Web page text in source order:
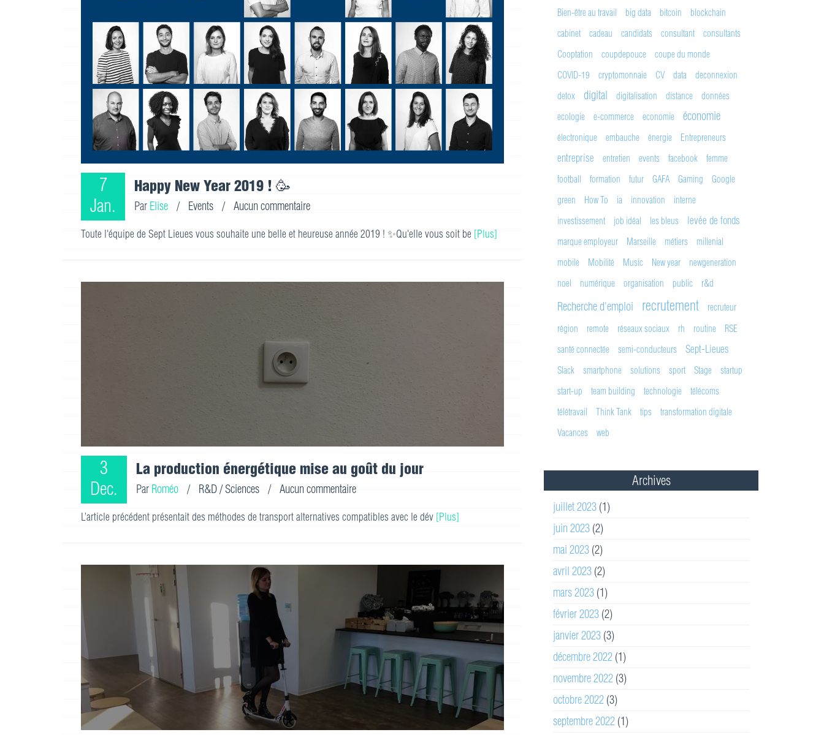
7
Jan.
Happy New Year 2019 ! 🥳
Par Elise / Events / Aucun commentaire
Toute l'équipe de Sept Lieues vous souhaite une belle et heureuse année 2019 ! ✨Qu'elle vous soit be [Plus]
3
Dec.
La production énergétique mise au goût du jour
Par Roméo / R&D / Sciences / Aucun commentaire
L’article précédent présentait des méthodes de transport alternatives compatibles avec le dév [Plus]
Bien-être au travail
big data bitcoin
blockchain
cabinet
cadeau candidats consultant
consultants
Cooptation
coupdepouce
coupe du monde
COVID-19
cryptomonnaie CV data
deconnexion
detox
digital digitalisation distance
données
ecologie
e-commerce economie économie
électronique embauche énergie Entrepreneurs
entreprise entretien events facebook
femme
football
formation futur GAFA Gaming
Google
green
How To ia innovation
interne
investissement
job idéal les bleus levée de fonds
marque employeur Marseille métiers
millenial
mobile
Mobilité Music New year
newgeneration
noel
numérique organisation public r&d
Recherche d'emploi recrutement
recruteur
région
remote réseaux sociaux rh routine
RSE
santé connectée
semi-conducteurs Sept-Lieues
Slack smartphone solutions sport Stage
startup
start-up
team building technologie
télécoms
télétravail
Think Tank tips
transformation digitale
Vacances
web
Archives
juillet 2023 (1)
juin 2023 (2)
mai 2023 (2)
avril 2023 (2)
mars 2023 (1)
février 2023 (2)
janvier 2023 (3)
décembre 2022 (1)
novembre 2022 (3)
octobre 2022 (3)
septembre 2022 (1)